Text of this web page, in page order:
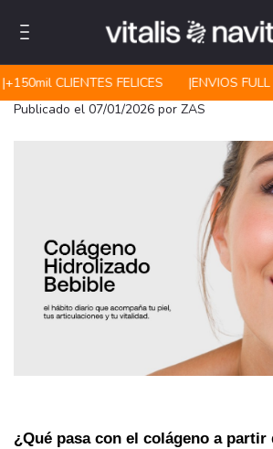
ㅤ+150mil CLIENTES FELICES
|ㅤㅤENVIOS
Publicado el 07/01/2026 por ZAS
¿Qué pasa con el colágeno a partir